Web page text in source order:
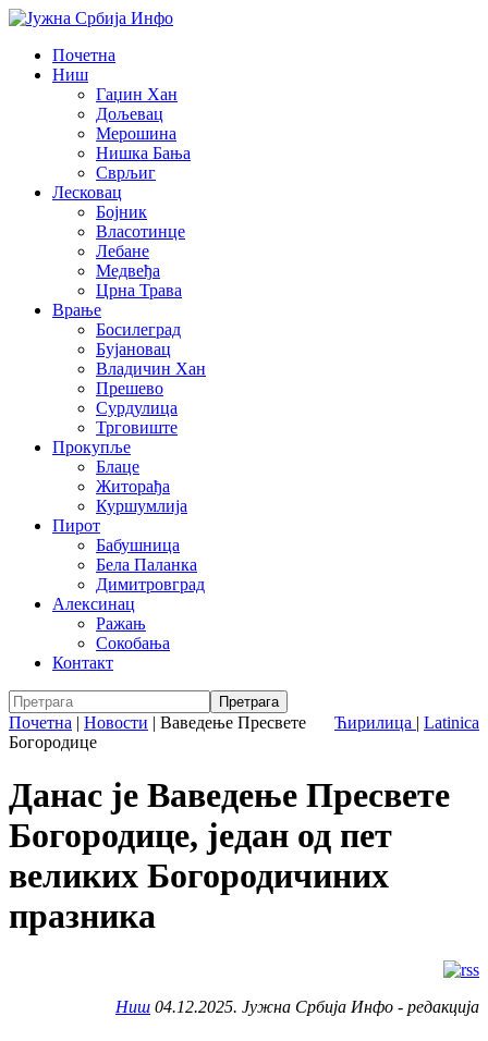
Почетна
Ниш
Гаџин Хан
Дољевац
Мерошина
Нишка Бања
Сврљиг
Лесковац
Бојник
Власотинце
Лебане
Медвеђа
Црна Трава
Врање
Босилеград
Бујановац
Владичин Хан
Прешево
Сурдулица
Трговиште
Прокупље
Блаце
Житорађа
Куршумлија
Пирот
Бабушница
Бела Паланка
Димитровград
Алексинац
Ражањ
Сокобања
Контакт
Ћирилица | Latinica
Почетна | Новости | Ваведење Пресвете
Богородице
Данас је Ваведење Пресвете
Богородице, један од пет
великих Богородичиних
празника
Ниш 04.12.2025. Јужна Србија Инфо - редакција